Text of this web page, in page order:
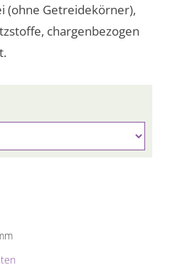
(ohne Getreidekörner),
chargenbezogen